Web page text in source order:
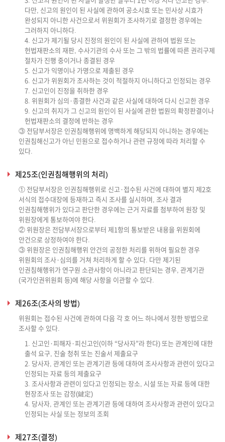
다만, 신고의 원인이 된 사실에 관하여 공소시효 또는 민사상 시효가
완성되지 아니한 사건으로서 위원회가 조사하기로 결정한 경우에는
그러하지 아니하다.
4. 신고가 제기될 당시 진정의 원인이 된 사실에 관하여 법원 또는
헌법재판소의 재판, 수사기관의 수사 또는 그 밖의 법률에 따른 권리구제
절차가 진행 중이거나 종결된 경우
5. 신고가 익명이나 가명으로 제출된 경우
6. 신고가 위원회가 조사하는 것이 적절하지 아니하다고 인정되는 경우
7. 신고인이 진정을 취하한 경우
8. 위원회가 심의·종결한 사건과 같은 사실에 대하여 다시 신고한 경우
9. 신고의 취지가 그 신고의 원인이 된 사실에 관한 법원의 확정판결이나
헌법재판소의 결정에 반하는 경우
③ 전담부서장은 인권침해행위에 명백하게 해당되지 아니하는 경우에는
인권침해신고가 아닌 민원으로 접수하거나 관련 규정에 따라 처리할 수
있다.
제25조(인권침해행위의 처리)
① 전담부서장은 인권침해행위로 신고·접수된 사건에 대하여 별지 제2호
서식의 접수대장에 등재하고 즉시 조사를 실시하며, 조사 결과
인권침해행위가 있다고 판단한 경우에는 근거 자료를 첨부하여 원장 및
위원장에게 통보하여야 한다.
② 위원장은 전담부서장으로부터 제1항의 통보받은 내용을 위원회에
안건으로 상정하여야 한다.
③ 위원장은 인권침해행위 안건의 공정한 처리를 위하여 필요한 경우
위원회의 조사·심의를 거쳐 처리하게 할 수 있다. 다만 제기된
인권침해행위가 연구원 소관사항이 아니라고 판단되는 경우, 관계기관
(국가인권위원회 등)에 해당 사항을 이관할 수 있다.
제26조(조사의 방법)
위원회는 접수된 사건에 관하여 다음 각 호 어느 하나에서 정한 방법으로
조사할 수 있다.
1. 신고인·피해자·피신고인(이하 “당사자”라 한다) 또는 관계인에 대한
출석 요구, 진술 청취 또는 진술서 제출요구
2. 당사자, 관계인 또는 관계기관 등에 대하여 조사사항과 관련이 있다고
인정되는 자료 등의 제출요구
3. 조사사항과 관련이 있다고 인정되는 장소, 시설 또는 자료 등에 대한
현장조사 또는 감정(鍵定)
4. 당사자, 관계인 또는 관계기관 등에 대하여 조사사항과 관련이 있다고
인정되는 사실 또는 정보의 조회
제27조(결정)